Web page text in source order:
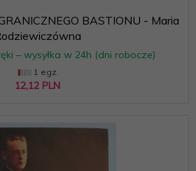
BASTIONU - Maria
– wysyłka w 24h (dni robocze)
1 egz.
12,12 PLN